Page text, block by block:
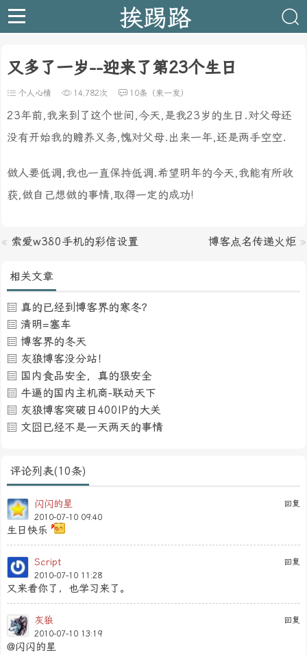
挨踢路
又多了一岁--迎来了第23个生日
个人心情 14,782次 10条（来一发）
23年前,我来到了这个世间,今天,是我23岁的生日.对父母还
没有开始我的赡养义务,愧对父母.出来一年,还是两手空空.
做人要低调,我也一直保持低调.希望明年的今天,我能有所收
获,做自己想做的事情,取得一定的成功!
« 索爱w380手机的彩信设置 博客点名传递火炬 »
相关文章
真的已经到博客界的寒冬？
清明=塞车
博客界的冬天
灰狼博客没分站！
国内食品安全，真的狠安全
牛逼的国内主机商-联动天下
灰狼博客突破日400IP的大关
文囧已经不是一天两天的事情
评论列表(10条)
回复
闪闪的星
2010-07-10 09:40
生日快乐
回复
Script
2010-07-10 11:28
又来看你了，也学习来了。
回复
灰狼
2010-07-10 13:19
@闪闪的星